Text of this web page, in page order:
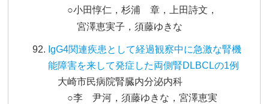
○小田惇仁，杉浦 章，上田詩文，
宮澤恵実子，須藤ゆきな
IgG4関連疾患として経過観察中に急激な腎機
能障害を来して発症した両側腎DLBCLの1例
大崎市民病院腎臓内分泌内科
○李 尹河，須藤ゆきな，宮澤恵実